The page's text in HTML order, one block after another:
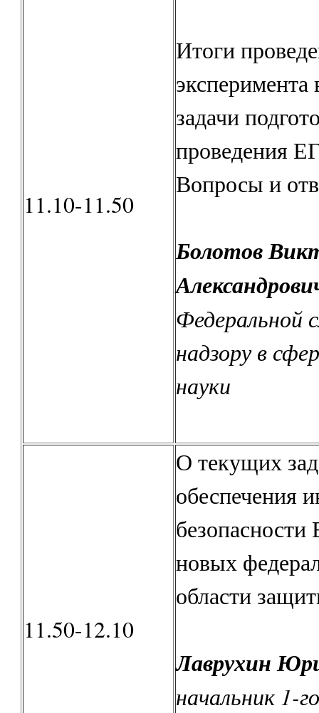
11.10-11.50
Итоги
эксперимента
задачи
проведения
Вопросы и
Болотов
Федеральной
надзору в
науки
11.50-12.10
О текущих
обеспечения
безопасности
новых
области
Лаврухин
начальник 1-